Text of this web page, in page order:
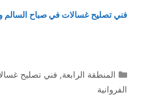
فني تصليح غسالات في صباح السالم
التصنيفات
المنطقة الرابعة, فني تصليح
الفروانية